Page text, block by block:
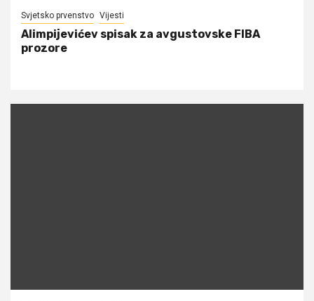
Svjetsko prvenstvo Vijesti
Alimpijevićev spisak za avgustovske FIBA
prozore